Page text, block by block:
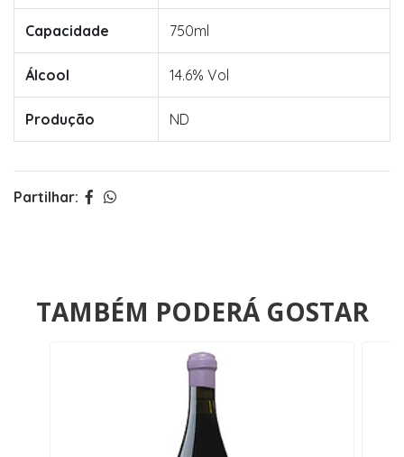
Capacidade 750ml
Álcool 14.6% Vol
Produção ND
Partilhar:
TAMBÉM PODERÁ GOSTAR